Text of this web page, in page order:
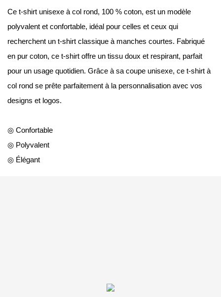
Ce t-shirt unisexe à col rond, 100 % coton, est un modèle
polyvalent et confortable, idéal pour celles et ceux qui
recherchent un t-shirt classique à manches courtes. Fabriqué
en pur coton, ce t-shirt offre un tissu doux et respirant, parfait
pour un usage quotidien. Grâce à sa coupe unisexe, ce t-shirt à
col rond se prête parfaitement à la personnalisation avec vos
designs et logos.
◎ Confortable
◎ Polyvalent
◎ Élégant